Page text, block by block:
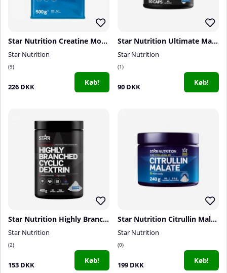
Star Nutrition Creatine Monohydrate, 500 g
Star Nutrition
9
226 DKK Køb!
Star Nutrition Ultimate Magnesium, 90 caps
Star Nutrition
1
90 DKK Køb!
Star Nutrition Highly Branched Cyclic Dextrin, 400 g
Star Nutrition
2
153 DKK Køb!
Star Nutrition Citrullin Malate, 240g
Star Nutrition
0
199 DKK Køb!